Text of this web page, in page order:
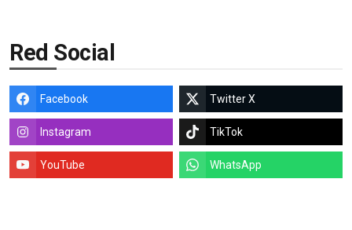
Red Social
Facebook Twitter X
Instagram TikTok
YouTube WhatsApp